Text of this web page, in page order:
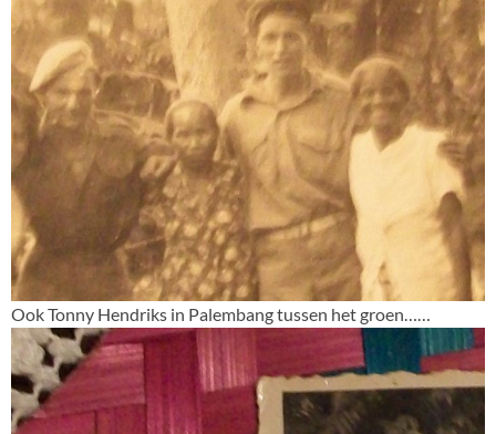
Ook Tonny Hendriks in Palembang tussen het groen……